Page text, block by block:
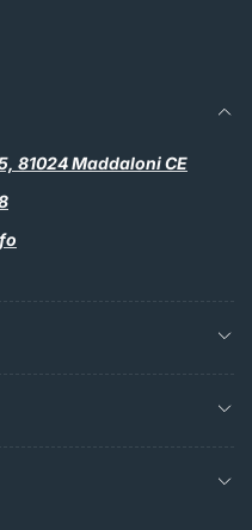
81024 Maddaloni CE